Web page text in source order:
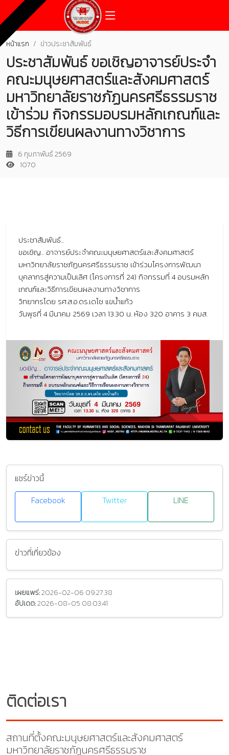
หน้าแรก ข่าวประชาสัมพันธ์
ประชาสัมพันธ์ ขอเชิญอาจารย์ประจำ
คณะมนุษยศาสตร์และสังคมศาสตร์
มหาวิทยาลัยราชภัฏนครศรีธรรมราช
เข้าร่วม กิจกรรมอบรมหลักเกณฑ์และ
วิธีการเขียนผลงานทางวิชาการ
6 กุมภาพันธ์ 2569
1070
ประชาสัมพันธ์...
ขอเชิญ... อาจารย์ประจำคณะมนุษยศาสตร์และสังคมศาสตร์
มหาวิทยาลัยราชภัฏนครศรีธรรมราช เข้าร่วมโครงการพัฒนา
บุคลากรสู่ความเป็นเลิศ (โครงการที่ 24) กิจกรรมที่ 4 อบรมหลัก
เกณฑ์และวิธีการเขียนผลงานทางวิชาการ
วิทยากรโดย รศ.ส.อ.ดร.เดโช แขน้ำแก้ว
วันพุธที่ 4 มีนาคม 2569 เวลา 13.30 น. ห้อง 320 อาคาร 3 คมส.
แชร์ข่าวนี้
Facebook
Twitter LINE
ข่าวที่เกี่ยวข้อง
เผยแพร่:2026-02-06 09:27:38
อัปเดต:2026-08-05 08:03:41
ติดต่อเรา
สถานที่ตั้งคณะมนุษยศาสตร์และสังคมศาสตร์
มหาวิทยาลัยราชภัฏนครศรีธรรมราช